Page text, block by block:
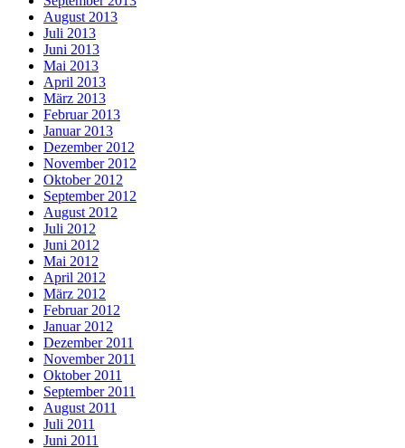
August 2013
Juli 2013
Juni 2013
Mai 2013
April 2013
März 2013
Februar 2013
Januar 2013
Dezember 2012
November 2012
Oktober 2012
September 2012
August 2012
Juli 2012
Juni 2012
Mai 2012
April 2012
März 2012
Februar 2012
Januar 2012
Dezember 2011
November 2011
Oktober 2011
September 2011
August 2011
Juli 2011
Juni 2011